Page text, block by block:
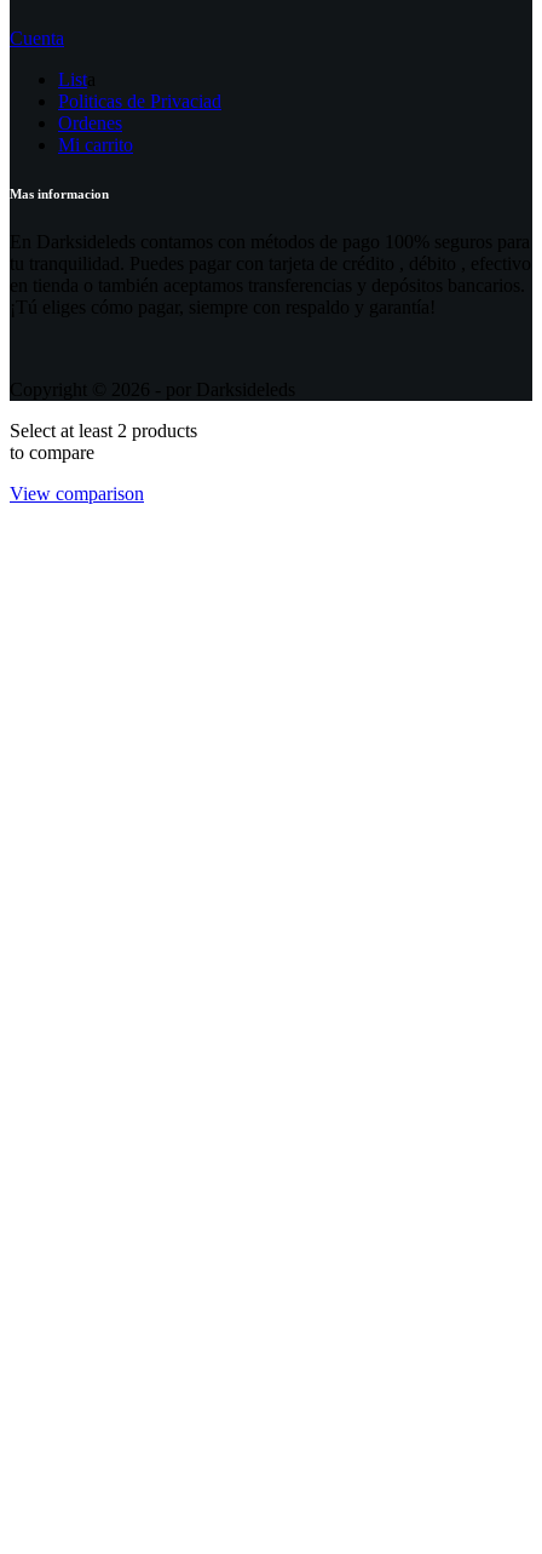
Cuenta
Lista
Politicas de Privaciad
Ordenes
Mi carrito
Mas informacion
En Darksideleds contamos con métodos de pago 100% seguros para
tu tranquilidad. Puedes pagar con tarjeta de crédito , débito , efectivo
en tienda o también aceptamos transferencias y depósitos bancarios.
¡Tú eliges cómo pagar, siempre con respaldo y garantía!
Copyright © 2026 - por Darksideleds
Select at least 2 products
to compare
View comparison